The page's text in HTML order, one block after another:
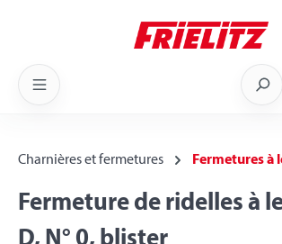
Charnières et fermetures Fermetures à
Fermeture de ridelles à